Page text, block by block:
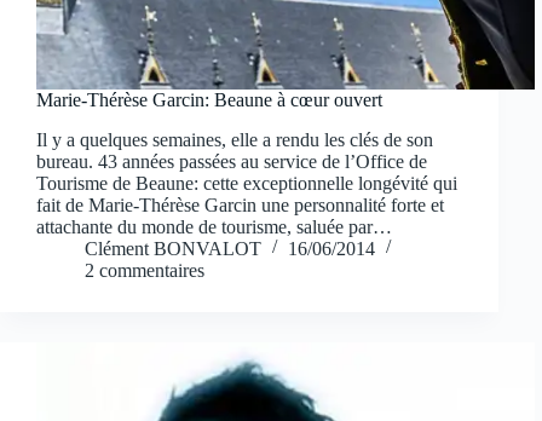
Marie-Thérèse Garcin: Beaune à cœur ouvert
Il y a quelques semaines, elle a rendu les clés de son
bureau. 43 années passées au service de l’Office de
Tourisme de Beaune: cette exceptionnelle longévité qui
fait de Marie-Thérèse Garcin une personnalité forte et
attachante du monde de tourisme, saluée par…
Clément BONVALOT
16/06/2014
2 commentaires